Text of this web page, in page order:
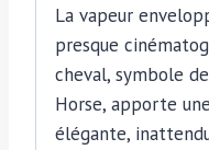
La vapeur
presque
cheval, symbole
Horse, apporte
élégante,